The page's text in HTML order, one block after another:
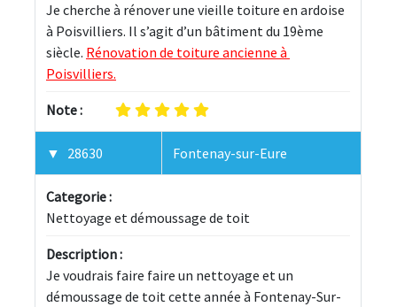
Je cherche à rénover une vieille toiture en ardoise
à Poisvilliers. Il s’agit d’un bâtiment du 19ème
siècle. Rénovation de toiture ancienne à
Poisvilliers.
Note :
28630 Fontenay-sur-Eure
Categorie :
Nettoyage et démoussage de toit
Description :
Je voudrais faire faire un nettoyage et un
démoussage de toit cette année à Fontenay-Sur-